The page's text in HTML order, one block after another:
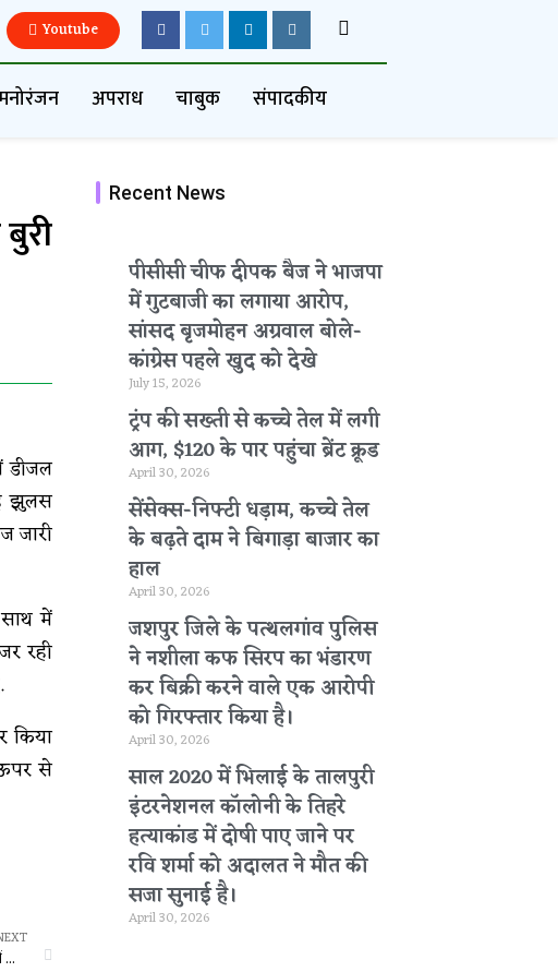
Youtube
अपराध चाबुक संपादकीय
डीजल
झुलस
जारी
में
रही
किया
से
PM आवास योजना में फर्जी जियो टैगिंग का खेल, रिपोर्ट में 1366 आवासों को दिखाया पूर्ण, लेकिन 400 से ज्यादा मकानों की स्थिति संदिग्ध, सीईओ बोले- होगी कार्रवाई
Recent News
पीसीसी चीफ दीपक बैज ने भाजपा
में गुटबाजी का लगाया आरोप,
सांसद बृजमोहन अग्रवाल बोले-
कांग्रेस पहले खुद को देखे
July 15, 2026
ट्रंप की सख्ती से कच्चे तेल में लगी
आग, $120 के पार पहुंचा ब्रेंट क्रूड
April 30, 2026
सेंसेक्स-निफ्टी धड़ाम, कच्चे तेल
के बढ़ते दाम ने बिगाड़ा बाजार का
हाल
April 30, 2026
जशपुर जिले के पत्थलगांव पुलिस
ने नशीला कफ सिरप का भंडारण
कर बिक्री करने वाले एक आरोपी
को गिरफ्तार किया है।
April 30, 2026
साल 2020 में भिलाई के तालपुरी
इंटरनेशनल कॉलोनी के तिहरे
हत्याकांड में दोषी पाए जाने पर
रवि शर्मा को अदालत ने मौत की
सजा सुनाई है।
April 30, 2026